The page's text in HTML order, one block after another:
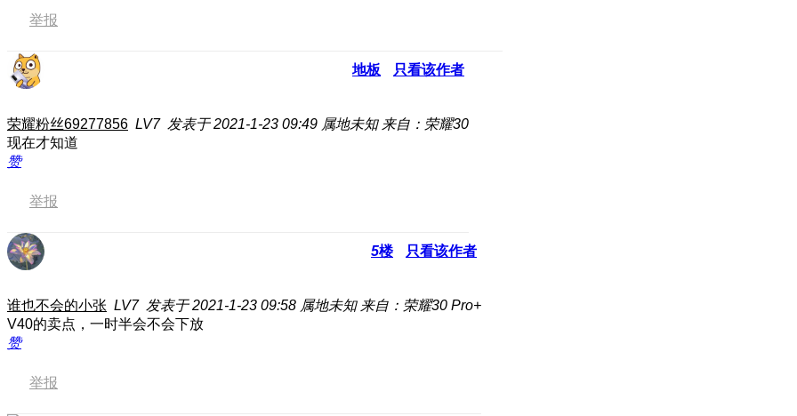
举报
地板 只看该作者
荣耀粉丝69277856 LV7 发表于 2021-1-23 09:49 属地未知 来自：荣耀30
现在才知道
赞
举报
5楼 只看该作者
谁也不会的小张 LV7 发表于 2021-1-23 09:58 属地未知 来自：荣耀30 Pro+
V40的卖点，一时半会不会下放
赞
举报